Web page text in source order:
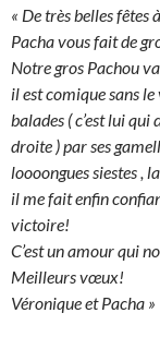
« De très belles
Pacha vous fait de
Notre gros Pachou
il est comique sans
balades ( c’est lui
droite ) par ses
loooongues siestes ,
il me fait enfin
victoire!
C’est un amour qui
Meilleurs vœux!
Véronique et Pacha »